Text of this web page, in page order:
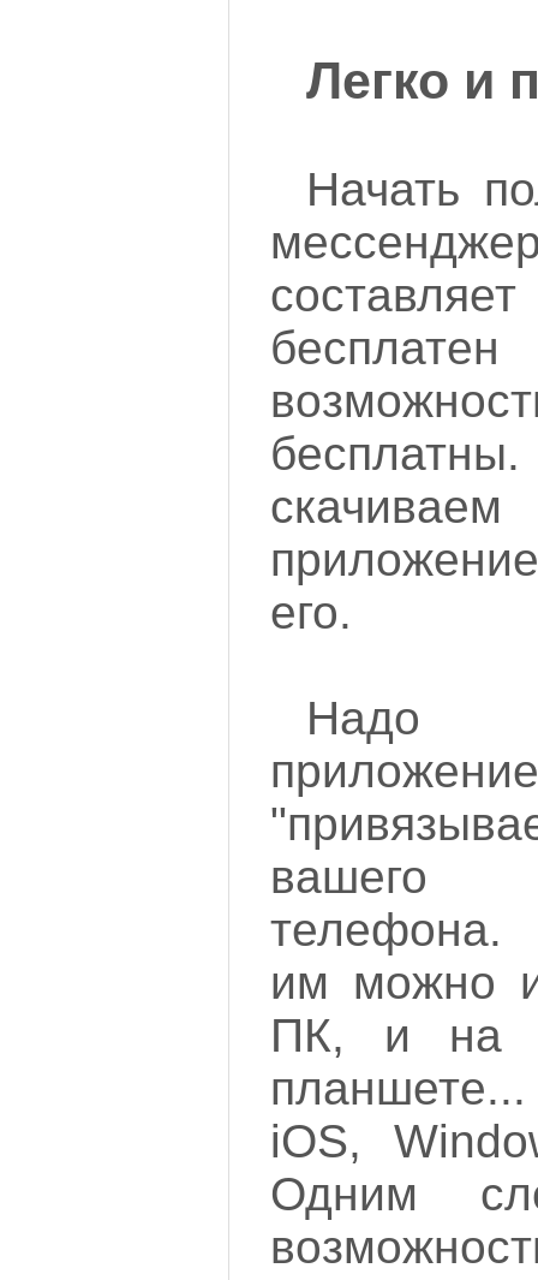
Легко и
Начать
его.
Надо
приложение
вашего
телефона.
им можно
ПК, и на
iOS,
Одним